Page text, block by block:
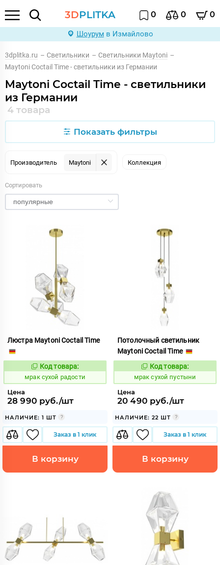
3DPLITKA 0 0 0
Шоурум в Измайлово
3dplitka.ru – Светильники – Светильники Maytoni –
Maytoni Coctail Time - светильники из Германии
Maytoni Coctail Time - светильники
из Германии
4 товара
Показать фильтры
Производитель Maytoni Коллекция
Сортировать
Люстра Maytoni Coctail Time
Код:
1059327
Код товара:
мрак сухой радости
Цена
28 990 руб./шт
НАЛИЧИЕ: 1 ШТ
Заказ в 1 клик
В корзину
Потолочный светильник
Maytoni Coctail Time
Код:
1059325
Код товара:
мрак сухой пустыни
Цена
20 490 руб./шт
НАЛИЧИЕ: 22 ШТ
Заказ в 1 клик
В корзину